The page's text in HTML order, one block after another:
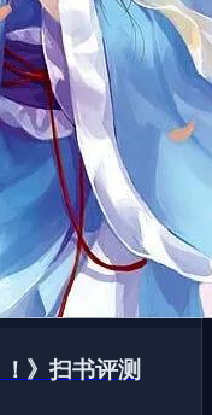
》扫书评测